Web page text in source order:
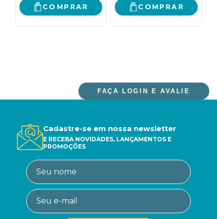
COMPRAR COMPRAR
FAÇA LOGIN E AVALIE
Cadastre-se em nossa newsletter
E RECEBA NOVIDADES, LANÇAMENTOS E
PROMOÇÕES